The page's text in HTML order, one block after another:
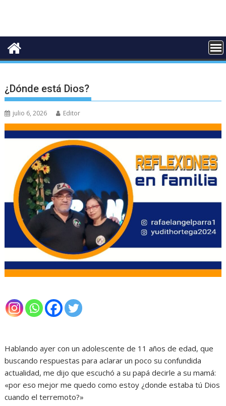
‎¿Dónde está Dios?
julio 6, 2026 Editor
‎Hablando ayer con un adolescente de 11 años de edad, que
buscando respuestas para aclarar un poco su confundida
actualidad, me dijo que escuchó a su papá decirle a su mamá:
«por eso mejor me quedo como estoy ¿donde estaba tú Dios
cuando el terremoto?»